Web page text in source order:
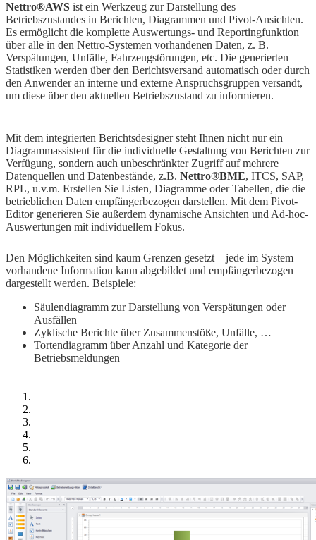
Nettro®AWS ist ein Werkzeug zur Darstellung des
Betriebszustandes in Berichten, Diagrammen und Pivot-Ansichten.
Es ermöglicht die komplette Auswertungs- und Reportingfunktion
über alle in den Nettro-Systemen vorhandenen Daten, z. B.
Verspätungen, Unfälle, Fahrzeugstörungen, etc. Die generierten
Statistiken werden über den Berichtsversand automatisch oder durch
den Anwender an interne und externe Anspruchsgruppen versandt,
um diese über den aktuellen Betriebszustand zu informieren.
Mit dem integrierten Berichtsdesigner steht Ihnen nicht nur ein
Diagrammassistent für die individuelle Gestaltung von Berichten zur
Verfügung, sondern auch unbeschränkter Zugriff auf mehrere
Datenquellen und Datenbestände, z.B. Nettro®BME, ITCS, SAP,
RPL, u.v.m. Erstellen Sie Listen, Diagramme oder Tabellen, die die
betrieblichen Daten empfängerbezogen darstellen. Mit dem Pivot-
Editor generieren Sie außerdem dynamische Ansichten und Ad-hoc-
Auswertungen mit individuellem Fokus.
Den Möglichkeiten sind kaum Grenzen gesetzt – jede im System
vorhandene Information kann abgebildet und empfängerbezogen
dargestellt werden. Beispiele:
Säulendiagramm zur Darstellung von Verspätungen oder
Ausfällen
Zyklische Berichte über Zusammenstöße, Unfälle, …
Tortendiagramm über Anzahl und Kategorie der
Betriebsmeldungen